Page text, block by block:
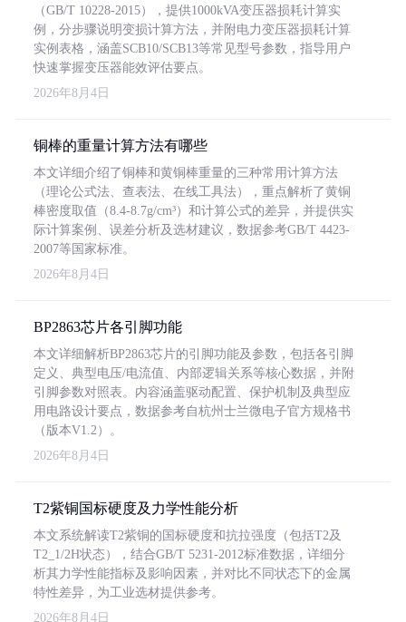
（GB/T 10228-2015），提供1000kVA变压器损耗计算实
例，分步骤说明变损计算方法，并附电力变压器损耗计算
实例表格，涵盖SCB10/SCB13等常见型号参数，指导用户
快速掌握变压器能效评估要点。
2026年8月4日
铜棒的重量计算方法有哪些
本文详细介绍了铜棒和黄铜棒重量的三种常用计算方法
（理论公式法、查表法、在线工具法），重点解析了黄铜
棒密度取值（8.4-8.7g/cm³）和计算公式的差异，并提供实
际计算案例、误差分析及选材建议，数据参考GB/T 4423-
2007等国家标准。
2026年8月4日
BP2863芯片各引脚功能
本文详细解析BP2863芯片的引脚功能及参数，包括各引脚
定义、典型电压/电流值、内部逻辑关系等核心数据，并附
引脚参数对照表。内容涵盖驱动配置、保护机制及典型应
用电路设计要点，数据参考自杭州士兰微电子官方规格书
（版本V1.2）。
2026年8月4日
T2紫铜国标硬度及力学性能分析
本文系统解读T2紫铜的国标硬度和抗拉强度（包括T2及
T2_1/2H状态），结合GB/T 5231-2012标准数据，详细分
析其力学性能指标及影响因素，并对比不同状态下的金属
特性差异，为工业选材提供参考。
2026年8月4日